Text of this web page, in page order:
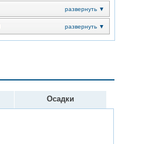
развернуть ▼
развернуть ▼
Осадки